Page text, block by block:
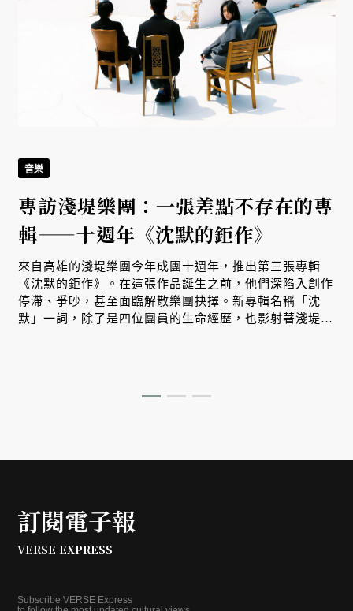
音樂
專訪淺堤樂團：一張差點不存在的專
輯——十週年《沈默的鉅作》
來自高雄的淺堤樂團今年成團十週年，推出第三張專輯
《沈默的鉅作》。在這張作品誕生之前，他們深陷入創作
停滯、爭吵，甚至面臨解散樂團抉擇。新專輯名稱「沈
默」一詞，除了是四位團員的生命經歷，也影射著淺堤走
訂閱電子報
VERSE EXPRESS
Subscribe VERSE Express